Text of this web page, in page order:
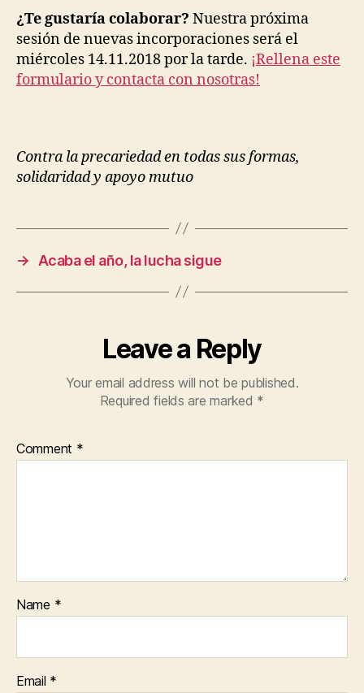
¿Te gustaría colaborar? Nuestra próxima
sesión de nuevas incorporaciones será el
miércoles 14.11.2018 por la tarde. ¡Rellena este
formulario y contacta con nosotras!
Contra la precariedad en todas sus formas,
solidaridad y apoyo mutuo
→ Acaba el año, la lucha sigue
Leave a Reply
Your email address will not be published.
Required fields are marked *
Comment *
Name *
Email *